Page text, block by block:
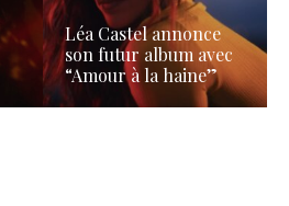
Léa Castel annonce
son futur album avec
“Amour à la haine”